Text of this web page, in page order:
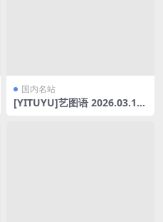
国内名站
[YITUYU]艺图语 2026.03.15